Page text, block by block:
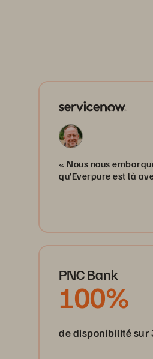
« Nous nous
qu’Everpure est là
PNC Bank
100%
de disponibilité sur